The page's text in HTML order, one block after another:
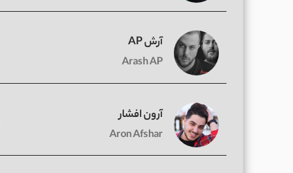
آرش AP
Arash AP
آرون افشار
Aron Afshar